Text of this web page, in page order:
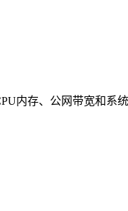
内存、公网带宽和系